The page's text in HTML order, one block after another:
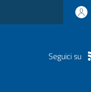
Seguici su